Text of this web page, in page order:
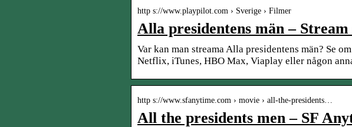
http s://www.playpilot.com › Sverige › Filmer
Alla presidentens män –
Var kan man streama Alla presidentens män? Se
Netflix, iTunes, HBO Max, Viaplay eller någon
http s://www.sfanytime.com › movie › all-the-presidents…
All the presidents men – SF